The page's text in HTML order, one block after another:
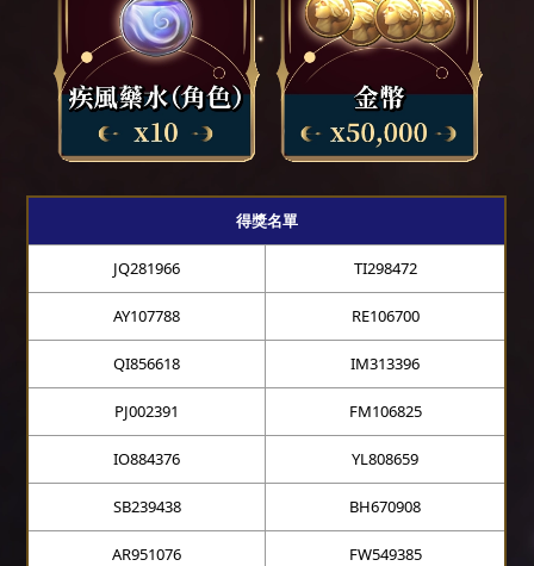
得獎名單
JQ281966 TI298472
AY107788 RE106700
QI856618 IM313396
PJ002391 FM106825
IO884376 YL808659
SB239438 BH670908
AR951076 FW549385